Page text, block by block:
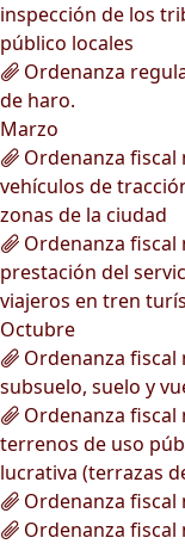
inspección de los
público locales
Ordenanza
de haro.
Marzo
Ordenanza fiscal
vehículos de
zonas de la ciudad
Ordenanza fiscal
prestación del
viajeros en tren
Octubre
Ordenanza fiscal
subsuelo, suelo y
Ordenanza fiscal
terrenos de uso
lucrativa (terrazas
Ordenanza fiscal
Ordenanza fiscal